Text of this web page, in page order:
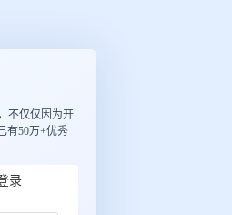
不仅仅因为开
有50万+优秀
录